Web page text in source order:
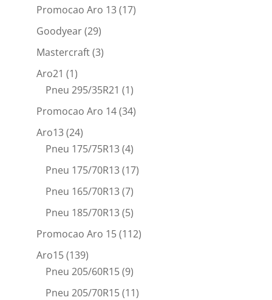
Promocao Aro 13(17)
Goodyear(29)
Mastercraft(3)
Aro21 (1)
Pneu 295/35R21 (1)
Promocao Aro 14(34)
Aro13(24)
Pneu 175/75R13(4)
Pneu 175/70R13(17)
Pneu 165/70R13(7)
Pneu 185/70R13(5)
Promocao Aro 15(112)
Aro15(139)
Pneu 205/60R15(9)
Pneu 205/70R15(11)